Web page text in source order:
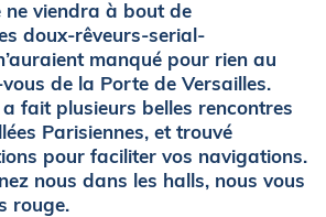
ne viendra à bout de
doux-rêveurs-serial-
manqué pour rien au
de la Porte de Versailles.
fait plusieurs belles rencontres
Parisiennes, et trouvé
pour faciliter vos navigations.
nous dans les halls, nous vous
rouge.